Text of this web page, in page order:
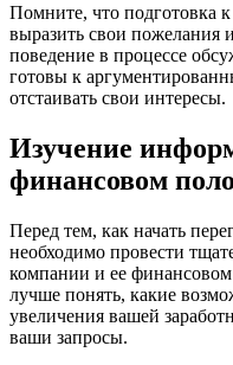
Помните, что подготовка
выразить свои пожелания
поведение в процессе
готовы к
отстаивать свои интересы.
Изучение
финансовом
Перед тем, как начать
необходимо провести
компании и ее
лучше понять, какие
увеличения вашей
ваши запросы.